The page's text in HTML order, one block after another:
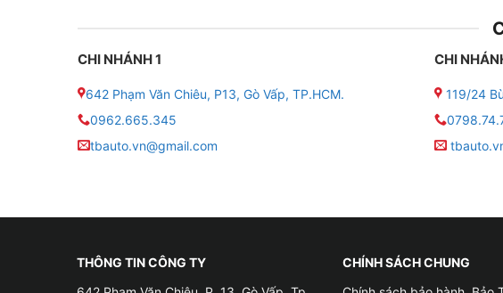
2. Giới thiệu về cách âm Vibrofiltr chính hãng Nga
▶ Cách âm Nga Vibrofiltr ra đời năm 2005, sử dụng vật liệu
sóng âm truyền qua lớp bọt này sẽ lập tức giảm bớt đi các
▶ Thiết kế đặc biệt dành cho ô tô, cách âm Nga Vibrofiltr
có
CHI NHÁNH 1
642 Phạm Văn Chiêu, P13, Gò Vấp, TP.HCM.
0962.665.345
tbauto.vn@gmail.com
CHI
119/24
THÔNG TIN CÔNG TY
CHÍNH SÁCH CHUNG